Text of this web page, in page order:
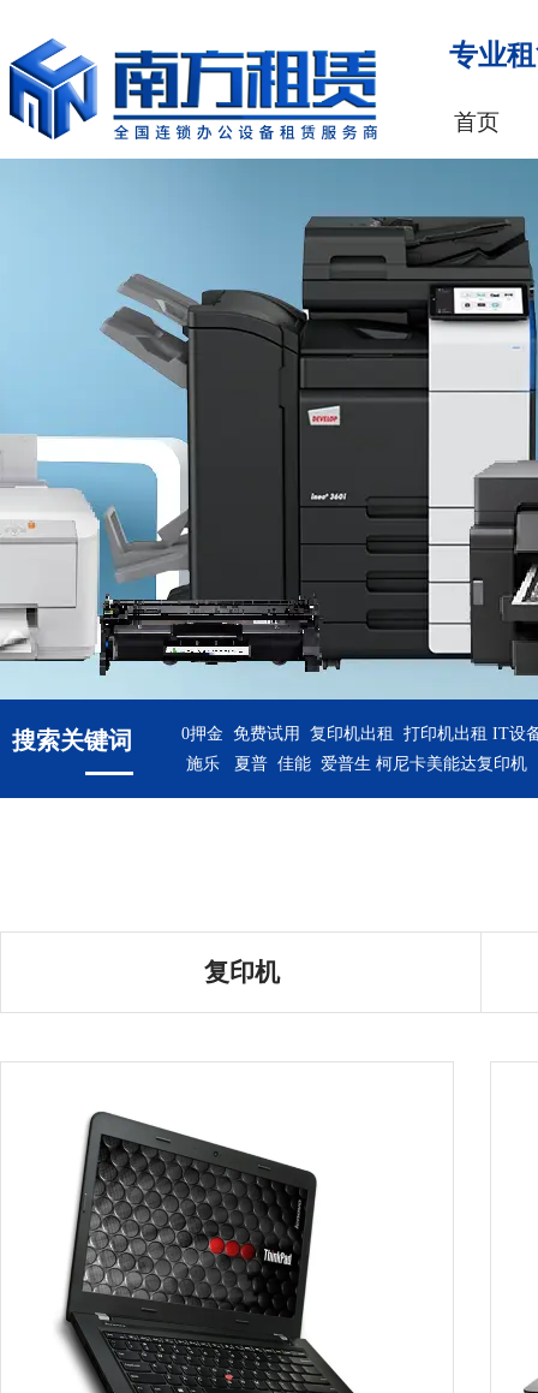
专业
首页
搜索关键词 0押金 免费试用 复印机出租 打印机出租 IT设
施乐 夏普 佳能 爱普生 柯尼卡美能达复印机
复印机